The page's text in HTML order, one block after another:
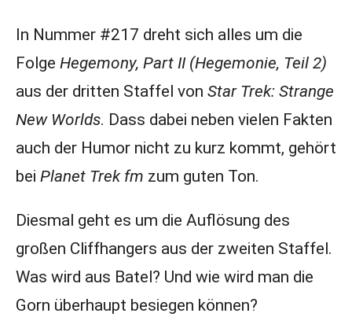
In Nummer #217 dreht sich alles um die
Folge Hegemony, Part II (Hegemonie, Teil 2)
aus der dritten Staffel von Star Trek: Strange
New Worlds. Dass dabei neben vielen Fakten
auch der Humor nicht zu kurz kommt, gehört
bei Planet Trek fm zum guten Ton.
Diesmal geht es um die Auflösung des
großen Cliffhangers aus der zweiten Staffel.
Was wird aus Batel? Und wie wird man die
Gorn überhaupt besiegen können?